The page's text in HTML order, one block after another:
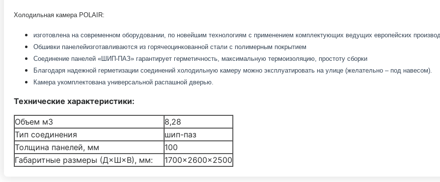
Холодильная камера POLAIR:
изготовлена на современном оборудовании, по новейшим технологиям с применением комплектующих ведущих европейских
Обшивки панелейизготавливаются из горячеоцинкованной стали с полимерным покрытием
Соединение панелей «ШИП-ПАЗ» гарантирует герметичность, максимальную термоизоляцию, простоту сборки
Благодаря надежной герметизации соединений холодильную камеру можно эксплуатировать на улице (желательно – под навесом).
Камера укомплектована универсальной распашной дверью.
Технические характеристики:
Объем м3
8,28
Тип соединения
шип-паз
Толщина панелей, мм
100
Габаритные размеры (Д×Ш×В), мм:
1700×2600×2500